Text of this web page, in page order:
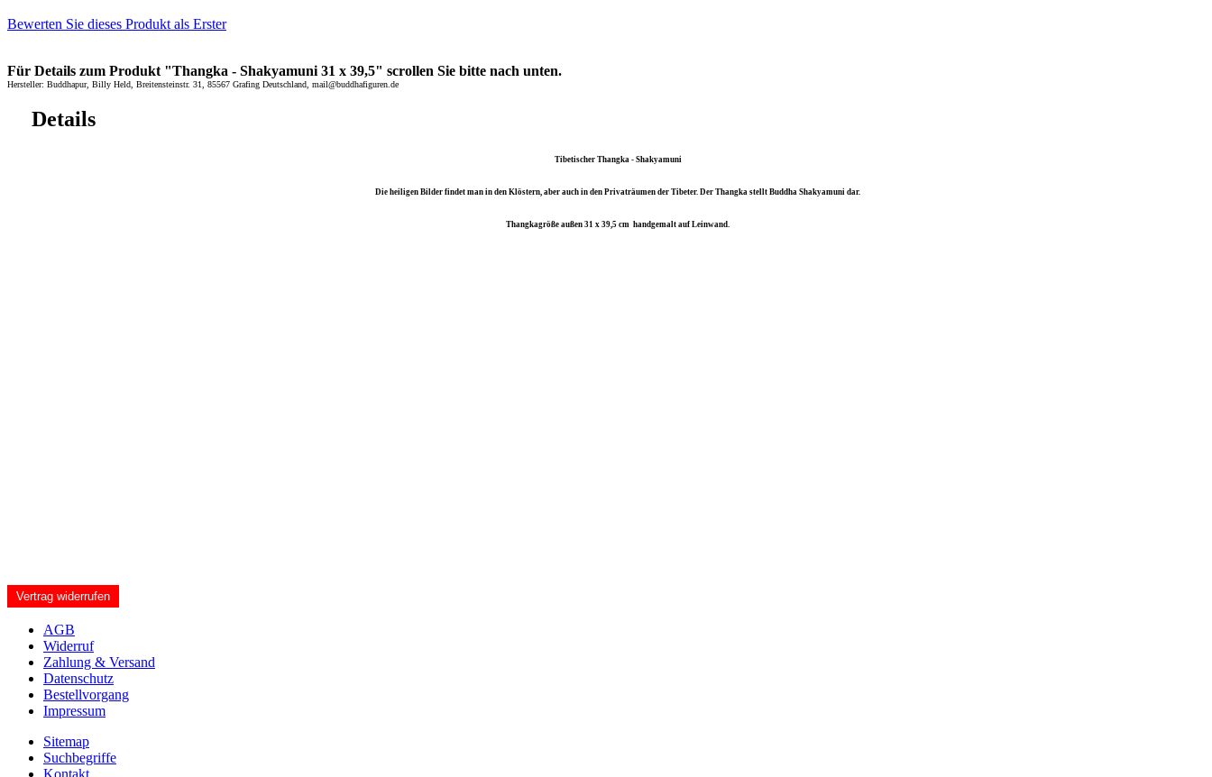
Bewerten Sie dieses Produkt als Erster
Für Details zum Produkt "Thangka - Shakyamuni 31 x 39,5" scrollen Sie bitte nach unten.
Hersteller: Buddhapur, Billy Held, Breitensteinstr. 31, 85567 Grafing Deutschland, mail@buddhafiguren.de
Details
Tibetischer Thangka - Shakyamuni
Die heiligen Bilder findet man in den Klöstern, aber auch in den Privaträumen der Tibeter. Der Thangka stellt BuddhaShakyamuni dar.
Thangkagröße außen 31 x 39,5 cm handgemalt auf Leinwand.
Vertrag widerrufen
AGB
Widerruf
Zahlung & Versand
Datenschutz
Bestellvorgang
Impressum
Sitemap
Suchbegriffe
Kontakt